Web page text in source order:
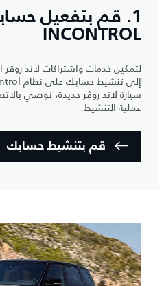
1. قم بتفعيل
INCONTROL
لتمكين خدمات واشتراكات لاند روڤر
سيارة لاند روڤر جديدة، نوصي
عملية التنشيط.
قم بتنشيط حسابك